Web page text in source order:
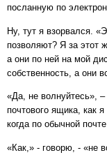
посланную по
Ну, тут я взорвался.
позволяют? Я за этот
а они по ней на мой
собственность, а они
«Да, не волнуйтесь»,
почтового ящика, как
когда по обычной
«Как,» - говорю, - «не